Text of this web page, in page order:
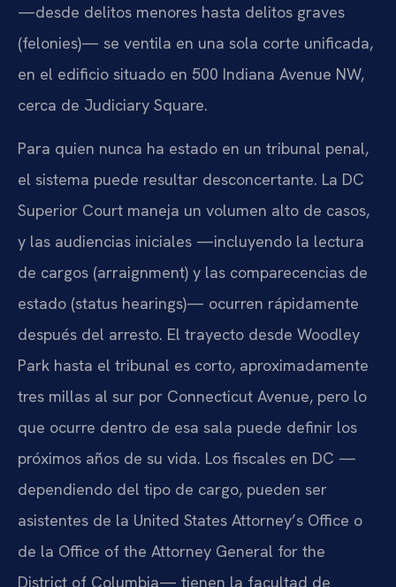
—desde delitos menores hasta delitos graves
(felonies)— se ventila en una sola corte unificada,
en el edificio situado en 500 Indiana Avenue NW,
cerca de Judiciary Square.
Para quien nunca ha estado en un tribunal penal,
el sistema puede resultar desconcertante. La DC
Superior Court maneja un volumen alto de casos,
y las audiencias iniciales —incluyendo la lectura
de cargos (arraignment) y las comparecencias de
estado (status hearings)— ocurren rápidamente
después del arresto. El trayecto desde Woodley
Park hasta el tribunal es corto, aproximadamente
tres millas al sur por Connecticut Avenue, pero lo
que ocurre dentro de esa sala puede definir los
próximos años de su vida. Los fiscales en DC —
dependiendo del tipo de cargo, pueden ser
asistentes de la United States Attorney’s Office o
de la Office of the Attorney General for the
District of Columbia— tienen la facultad de